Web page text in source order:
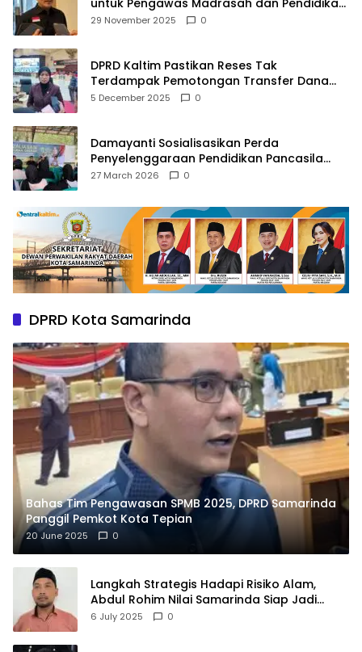
untuk Pengawas Madrasah dan Pendidikan
Agama
29 November 2025 0
DPRD Kaltim Pastikan Reses Tak
Terdampak Pemotongan Transfer Dana
Pusat
5 December 2025 0
Damayanti Sosialisasikan Perda
Penyelenggaraan Pendidikan Pancasila
dan Wawasan Kebangsaan
27 March 2026 0
DPRD Kota Samarinda
Bahas Tim Pengawasan SPMB 2025, DPRD Samarinda
Panggil Pemkot Kota Tepian
20 June 2025 0
Langkah Strategis Hadapi Risiko Alam,
Abdul Rohim Nilai Samarinda Siap Jadi
Pusat Logistik Bencana Kalimantan
6 July 2025 0